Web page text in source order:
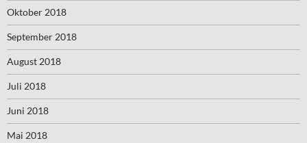
Oktober 2018
September 2018
August 2018
Juli 2018
Juni 2018
Mai 2018